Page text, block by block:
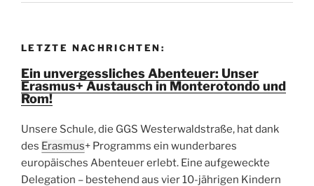
LETZTE NACHRICHTEN:
Ein unvergessliches Abenteuer: Unser
Erasmus+ Austausch in Monterotondo und
Rom!
Unsere Schule, die GGS Westerwaldstraße, hat dank
des Erasmus+ Programms ein wunderbares
europäisches Abenteuer erlebt. Eine aufgeweckte
Delegation – bestehend aus vier 10-jährigen Kindern